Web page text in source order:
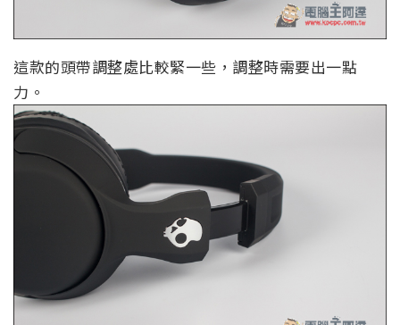
這款的頭帶調整處比較緊一些，調整時需要出一點
力。